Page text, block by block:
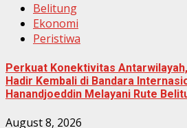
Belitung
Ekonomi
Peristiwa
Perkuat Konektivitas
Hadir Kembali di Bandara
Hanandjoeddin Melayani Rute
August 8, 2026